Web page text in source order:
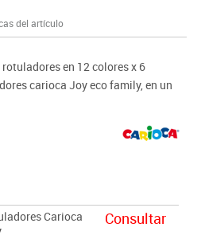
del artículo
en 12 colores x 6
carioca Joy eco family, en un
Carioca
Consultar